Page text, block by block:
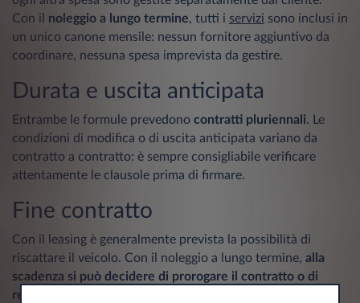
Con il noleggio a lungo termine, tutti i servizi sono inclusi in
un unico canone mensile: nessun fornitore aggiuntivo da
coordinare, nessuna spesa imprevista da gestire.
Durata e uscita anticipata
Entrambe le formule prevedono contratti pluriennali. Le
condizioni di modifica o di uscita anticipata variano da
contratto a contratto: è sempre consigliabile verificare
attentamente le clausole prima di firmare.
Fine contratto
Con il leasing è generalmente prevista la possibilità di
riscattare il veicolo. Con il noleggio a lungo termine, alla
scadenza si può decidere di prorogare il contratto o di
restituire l'auto